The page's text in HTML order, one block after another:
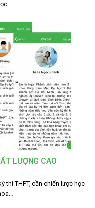
LƯỢNG CAO
thi THPT, cần chiến lược học